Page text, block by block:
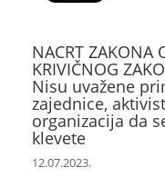
NACRT ZAKONA
KRIVIČNOG
Nisu uvažene
zajednice,
organizacija da
klevete
12.07.2023.